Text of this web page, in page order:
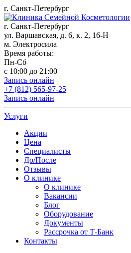
г. Санкт-Петербург
г. Санкт-Петербург
ул. Варшавская, д. 6, к. 2, 16-Н
м. Электросила
Время работы:
Пн-Сб
с 10:00 до 21:00
Запись онлайн
+7 (812) 565-97-25
Запись онлайн
Услуги
Акции
Цена
Специалисты
До/После
Отзывы
О клинике
О клинике
Вакансии
Блог
Оборудование
Документы
Рассрочка от Т-Банк
Контакты